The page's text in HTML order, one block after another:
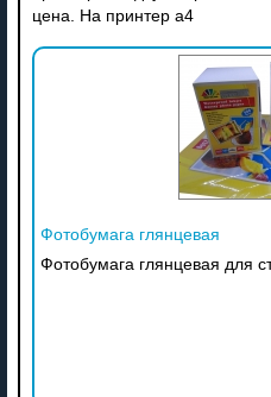
цена. На принтер а4
Фотобумага глянцевая
Фотобумага глянцевая для